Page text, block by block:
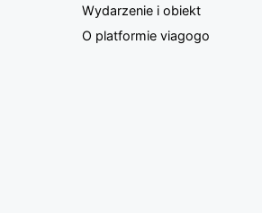
Wydarzenie i obiekt
O platformie viagogo